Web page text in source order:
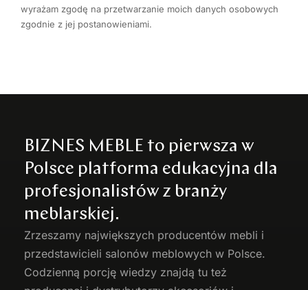
wyrażam zgodę na przetwarzanie moich danych osobowych
zgodnie z jej postanowieniami.
BIZNES MEBLE to pierwsza w
Polsce platforma edukacyjna dla
profesjonalistów z branży
meblarskiej.
Zrzeszamy największych producentów mebli i
przedstawicieli salonów meblowych w Polsce.
Codzienną porcję wiedzy znajdą tu też